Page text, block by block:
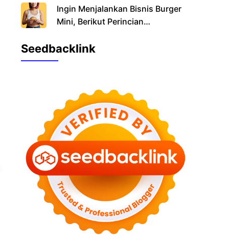
Ingin Menjalankan Bisnis Burger
Mini, Berikut Perincian
Seedbacklink